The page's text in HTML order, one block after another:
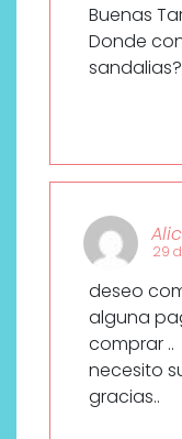
Buenas
Donde
29
deseo
alguna
comprar ..
necesito
gracias..